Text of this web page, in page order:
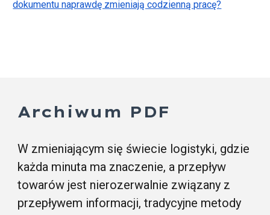
dokumentu naprawdę zmieniają codzienną pracę?
Archiwum PDF
W zmieniającym się świecie logistyki, gdzie
każda minuta ma znaczenie, a przepływ
towarów jest nierozerwalnie związany z
przepływem informacji, tradycyjne metody